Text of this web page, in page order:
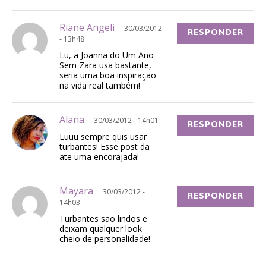
Riane Angeli
30/03/2012
- 13h48
Lu, a Joanna do Um Ano
Sem Zara usa bastante,
seria uma boa inspiração
na vida real também!
RESPONDER
Alana 30/03/2012 - 14h01
Luuu sempre quis usar
turbantes! Esse post da
ate uma encorajada!
RESPONDER
Mayara
30/03/2012 -
14h03
Turbantes são lindos e
deixam qualquer look
cheio de personalidade!
RESPONDER